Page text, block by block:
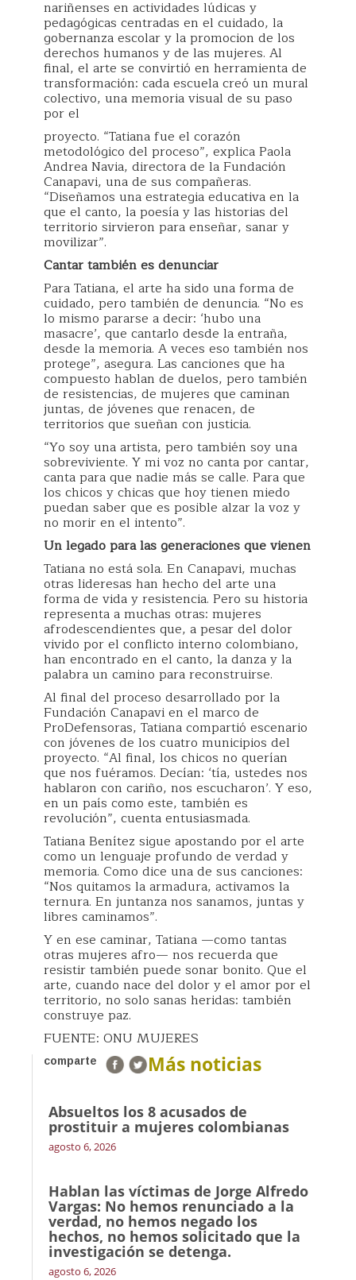
nariñenses en actividades lúdicas y
pedagógicas centradas en el cuidado, la
gobernanza escolar y la promocion de los
derechos humanos y de las mujeres. Al
final, el arte se convirtió en herramienta de
transformación: cada escuela creó un mural
colectivo, una memoria visual de su paso
por el
proyecto. “Tatiana fue el corazón
metodológico del proceso”, explica Paola
Andrea Navia, directora de la Fundación
Canapavi, una de sus compañeras.
“Diseñamos una estrategia educativa en la
que el canto, la poesía y las historias del
territorio sirvieron para enseñar, sanar y
movilizar”.
Cantar también es denunciar
Para Tatiana, el arte ha sido una forma de
cuidado, pero también de denuncia. “No es
lo mismo pararse a decir: ‘hubo una
masacre’, que cantarlo desde la entraña,
desde la memoria. A veces eso también nos
protege”, asegura. Las canciones que ha
compuesto hablan de duelos, pero también
de resistencias, de mujeres que caminan
juntas, de jóvenes que renacen, de
territorios que sueñan con justicia.
“Yo soy una artista, pero también soy una
sobreviviente. Y mi voz no canta por cantar,
canta para que nadie más se calle. Para que
los chicos y chicas que hoy tienen miedo
puedan saber que es posible alzar la voz y
no morir en el intento”.
Un legado para las generaciones que vienen
Tatiana no está sola. En Canapavi, muchas
otras lideresas han hecho del arte una
forma de vida y resistencia. Pero su historia
representa a muchas otras: mujeres
afrodescendientes que, a pesar del dolor
vivido por el conflicto interno colombiano,
han encontrado en el canto, la danza y la
palabra un camino para reconstruirse.
Al final del proceso desarrollado por la
Fundación Canapavi en el marco de
ProDefensoras, Tatiana compartió escenario
con jóvenes de los cuatro municipios del
proyecto. “Al final, los chicos no querían
que nos fuéramos. Decían: ‘tía, ustedes nos
hablaron con cariño, nos escucharon’. Y eso,
en un país como este, también es
revolución”, cuenta entusiasmada.
Tatiana Benítez sigue apostando por el arte
como un lenguaje profundo de verdad y
memoria. Como dice una de sus canciones:
“Nos quitamos la armadura, activamos la
ternura. En juntanza nos sanamos, juntas y
libres caminamos”.
Y en ese caminar, Tatiana —como tantas
otras mujeres afro— nos recuerda que
resistir también puede sonar bonito. Que el
arte, cuando nace del dolor y el amor por el
territorio, no solo sanas heridas: también
construye paz.
FUENTE: ONU MUJERES
comparte Más noticias
Absueltos los 8 acusados de
prostituir a mujeres colombianas
agosto 6, 2026
Hablan las víctimas de Jorge Alfredo
Vargas: No hemos renunciado a la
verdad, no hemos negado los
hechos, no hemos solicitado que la
investigación se detenga.
agosto 6, 2026